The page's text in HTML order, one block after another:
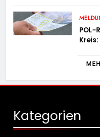
POL-
Kategorien